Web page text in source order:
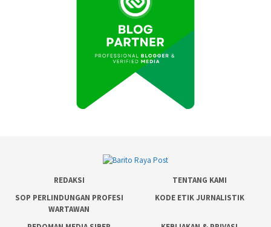
REDAKSI
TENTANG KAMI
SOP PERLINDUNGAN PROFESI
WARTAWAN
KODE ETIK JURNALISTIK